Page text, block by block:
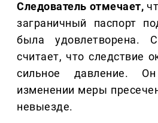
Следователь отмечает,
заграничный паспорт
была
считает, что следствие
сильное давление.
изменении меры
невыезде.